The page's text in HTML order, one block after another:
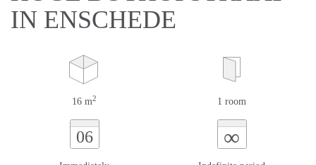
IN ENSCHEDE
16 m2 1 room
06 ∞